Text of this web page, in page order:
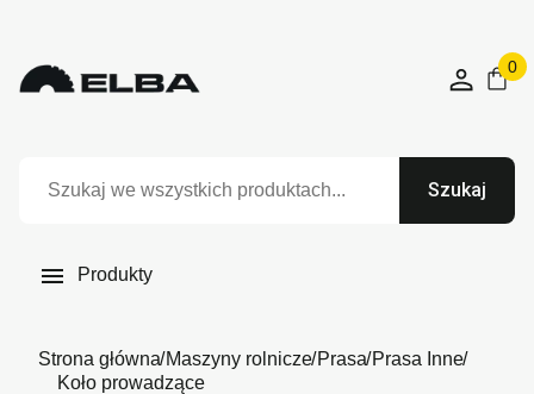
0
Szukaj
 Produkty
Strona główna Maszyny rolnicze Prasa Prasa Inne
Koło prowadzące